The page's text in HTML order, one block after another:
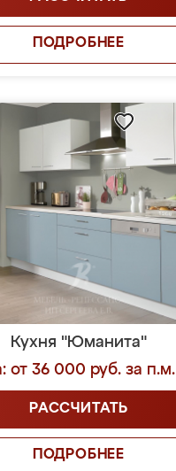
ПОДРОБНЕЕ
Кухня "Юманита"
от 36 000 руб. за п.м.
РАССЧИТАТЬ
ПОДРОБНЕЕ